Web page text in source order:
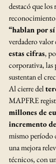
destacó que los
reconocimiento
“hablan por sí
verdadero valor
estas cifras,
corporativa, las
sustentan el
Al cierre del
MAPFRE
millones de
incremento
mismo período
una mejora
técnicos, con